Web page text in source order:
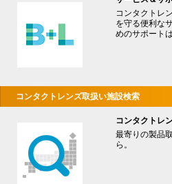
コンタクトレ
を守る便利な
めのサポート
コンタクトレンズ取扱い施設検索
コンタクトレ
最寄りの製品
ら。